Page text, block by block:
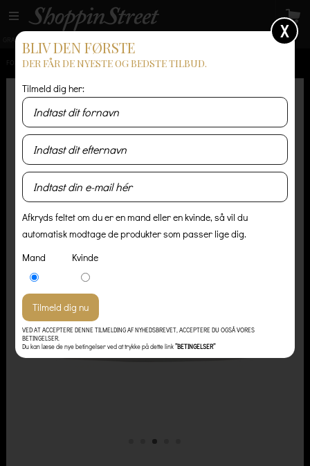
GRATIS LEVERING
FORSIDE / SKØNHED
X
BLIV DEN FØRSTE
DER FÅR DE NYESTE OG BEDSTE TILBUD.
Tilmeld dig her:
Afkryds feltet om du er en mand eller en kvinde, så vil du
automatisk modtage de produkter som passer lige dig.
Mand
Kvinde
VED AT ACCEPTERE DENNE TILMELDING AF NYHEDSBREVET, ACCEPTERE DU OGSÅ VORES
BETINGELSER.
Du kan læse de nye betingelser ved at trykke på dette link”BETINGELSER”